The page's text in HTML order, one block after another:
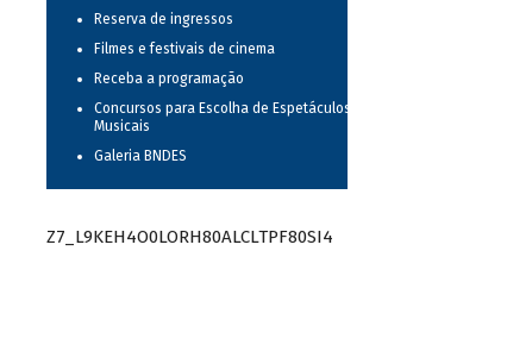
Reserva de ingressos
Filmes e festivais de cinema
Receba a programação
Concursos para Escolha de Espetáculos
Musicais
Galeria BNDES
Z7_L9KEH4O0LORH80ALCLTPF80SI4